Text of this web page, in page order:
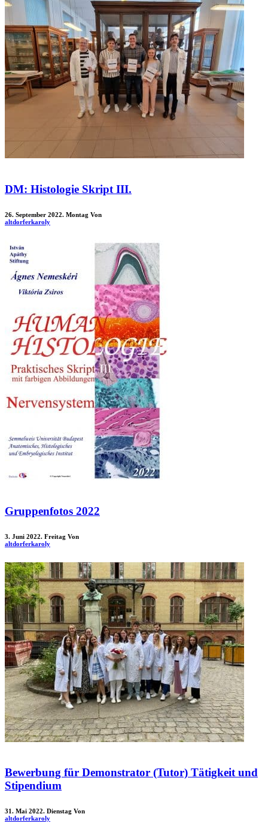
DM: Histologie Skript III.
26. September 2022. Montag Von
altdorferkaroly
Gruppenfotos 2022
3. Juni 2022. Freitag Von
altdorferkaroly
Bewerbung für Demonstrator (Tutor) Tätigkeit und
Stipendium
31. Mai 2022. Dienstag Von
altdorferkaroly